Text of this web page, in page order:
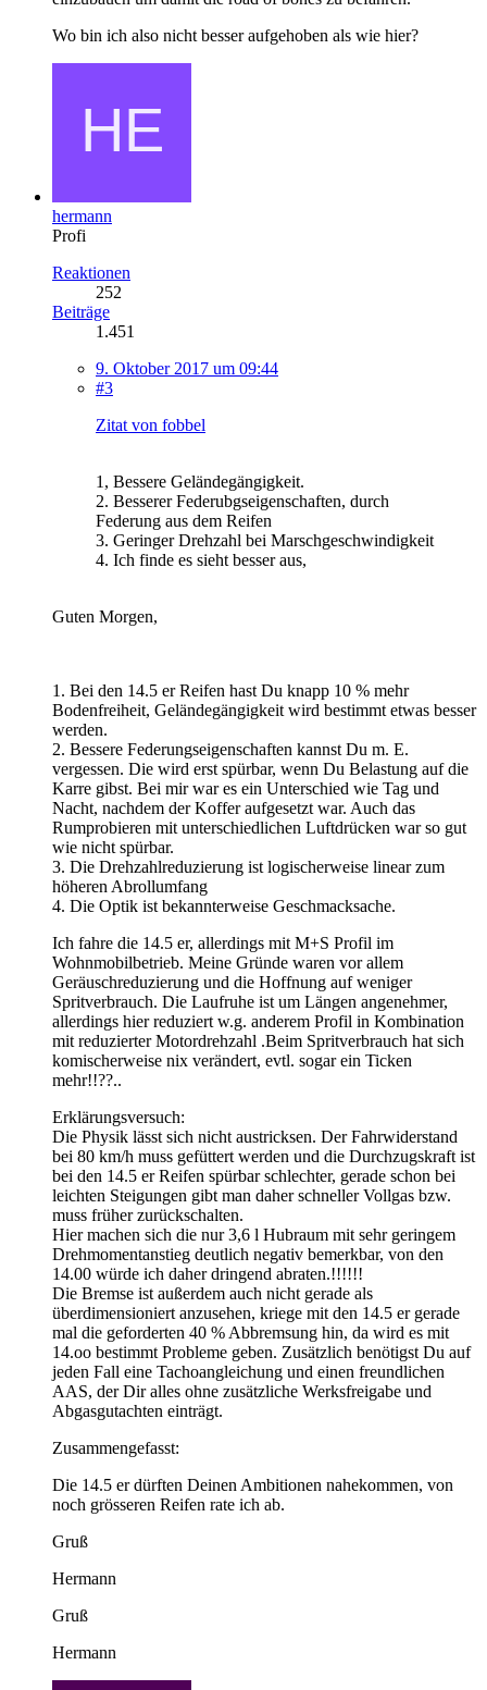
Wo bin ich also nicht besser aufgehoben als wie hier?
hermann
Profi
Reaktionen
252
Beiträge
1.451
9. Oktober 2017 um 09:44
#3
Zitat von fobbel
1, Bessere Geländegängigkeit.
2. Besserer Federubgseigenschaften, durch
Federung aus dem Reifen
3. Geringer Drehzahl bei Marschgeschwindigkeit
4. Ich finde es sieht besser aus,
Guten Morgen,
1. Bei den 14.5 er Reifen hast Du knapp 10 % mehr
Bodenfreiheit, Geländegängigkeit wird bestimmt etwas besser
werden.
2. Bessere Federungseigenschaften kannst Du m. E.
vergessen. Die wird erst spürbar, wenn Du Belastung auf die
Karre gibst. Bei mir war es ein Unterschied wie Tag und
Nacht, nachdem der Koffer aufgesetzt war. Auch das
Rumprobieren mit unterschiedlichen Luftdrücken war so gut
wie nicht spürbar.
3. Die Drehzahlreduzierung ist logischerweise linear zum
höheren Abrollumfang
4. Die Optik ist bekannterweise Geschmacksache.
Ich fahre die 14.5 er, allerdings mit M+S Profil im
Wohnmobilbetrieb. Meine Gründe waren vor allem
Geräuschreduzierung und die Hoffnung auf weniger
Spritverbrauch. Die Laufruhe ist um Längen angenehmer,
allerdings hier reduziert w.g. anderem Profil in Kombination
mit reduzierter Motordrehzahl .Beim Spritverbrauch hat sich
komischerweise nix verändert, evtl. sogar ein Ticken
mehr!!??..
Erklärungsversuch:
Die Physik lässt sich nicht austricksen. Der Fahrwiderstand
bei 80 km/h muss gefüttert werden und die Durchzugskraft ist
bei den 14.5 er Reifen spürbar schlechter, gerade schon bei
leichten Steigungen gibt man daher schneller Vollgas bzw.
muss früher zurückschalten.
Hier machen sich die nur 3,6 l Hubraum mit sehr geringem
Drehmomentanstieg deutlich negativ bemerkbar, von den
14.00 würde ich daher dringend abraten.!!!!!!
Die Bremse ist außerdem auch nicht gerade als
überdimensioniert anzusehen, kriege mit den 14.5 er gerade
mal die geforderten 40 % Abbremsung hin, da wird es mit
14.oo bestimmt Probleme geben. Zusätzlich benötigst Du auf
jeden Fall eine Tachoangleichung und einen freundlichen
AAS, der Dir alles ohne zusätzliche Werksfreigabe und
Abgasgutachten einträgt.
Zusammengefasst:
Die 14.5 er dürften Deinen Ambitionen nahekommen, von
noch grösseren Reifen rate ich ab.
Gruß
Hermann
Gruß
Hermann